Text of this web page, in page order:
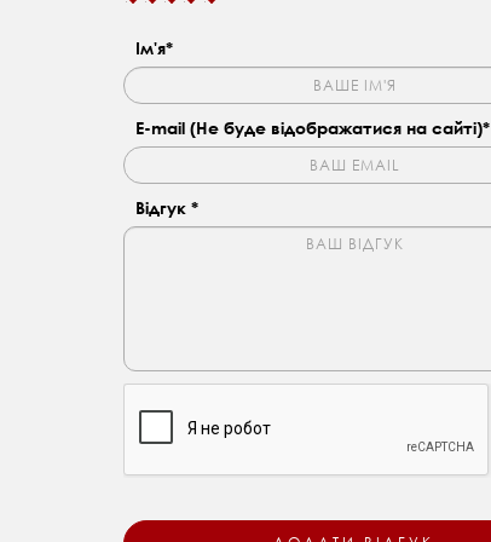
Ім'я*
E-mail (Не буде відображатися на сайті)*
Відгук *